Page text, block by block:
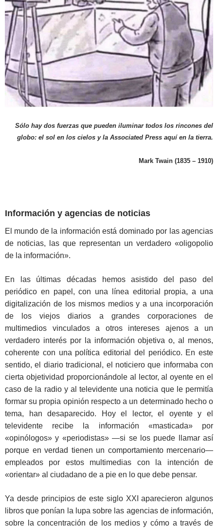
Sólo hay dos fuerzas que pueden iluminar todos los rincones del
globo: el sol en los cielos y la Associated Press aquí en la tierra.
Mark Twain (1835 – 1910)
Información y agencias de noticias
El mundo de la información está dominado por las agencias
de noticias, las que representan un verdadero «oligopolio
de la información».
En las últimas décadas hemos asistido del paso del
periódico en papel, con una línea editorial propia, a una
digitalización de los mismos medios y a una incorporación
de los viejos diarios a grandes corporaciones de
multimedios vinculados a otros intereses ajenos a un
verdadero interés por la información objetiva o, al menos,
coherente con una política editorial del periódico. En este
sentido, el diario tradicional, el noticiero que informaba con
cierta objetividad proporcionándole al lector, al oyente en el
caso de la radio y al televidente una noticia que le permitía
formar su propia opinión respecto a un determinado hecho o
tema, han desaparecido. Hoy el lector, el oyente y el
televidente recibe la información «masticada» por
«opinólogos» y «periodistas» ―si se los puede llamar así
porque en verdad tienen un comportamiento mercenario―
empleados por estos multimedias con la intención de
«orientar» al ciudadano de a pie en lo que debe pensar.
Ya desde principios de este siglo XXI aparecieron algunos
libros que ponían la lupa sobre las agencias de información,
sobre la concentración de los medios y cómo a través de